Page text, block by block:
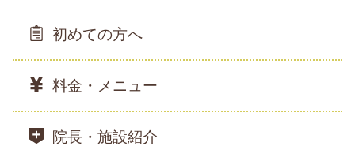
初めての方へ
料金・メニュー
院長・施設紹介